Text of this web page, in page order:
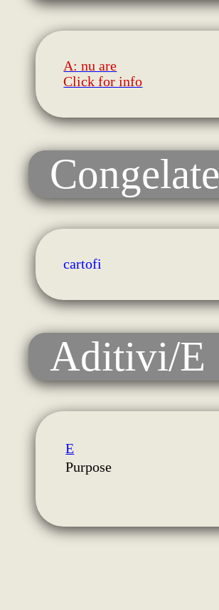
A: nu are
Click for info
Congelate
cartofi
Aditivi/E
E
Purpose